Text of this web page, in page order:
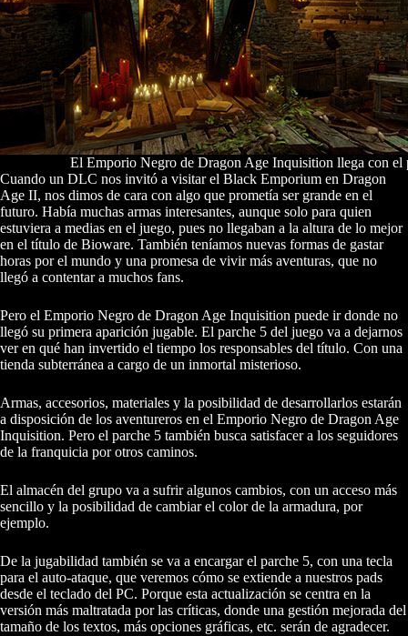
El Emporio Negro de Dragon Age Inquisition llega con el
Cuando un DLC nos invitó a visitar el Black Emporium en Dragon
Age II, nos dimos de cara con algo que prometía ser grande en el
futuro. Había muchas armas interesantes, aunque solo para quien
estuviera a medias en el juego, pues no llegaban a la altura de lo mejor
en el título de Bioware. También teníamos nuevas formas de gastar
horas por el mundo y una promesa de vivir más aventuras, que no
llegó a contentar a muchos fans.
Pero el Emporio Negro de Dragon Age Inquisition puede ir donde no
llegó su primera aparición jugable. El parche 5 del juego va a dejarnos
ver en qué han invertido el tiempo los responsables del título. Con una
tienda subterránea a cargo de un inmortal misterioso.
Armas, accesorios, materiales y la posibilidad de desarrollarlos estarán
a disposición de los aventureros en el Emporio Negro de Dragon Age
Inquisition. Pero el parche 5 también busca satisfacer a los seguidores
de la franquicia por otros caminos.
El almacén del grupo va a sufrir algunos cambios, con un acceso más
sencillo y la posibilidad de cambiar el color de la armadura, por
ejemplo.
De la jugabilidad también se va a encargar el parche 5, con una tecla
para el auto-ataque, que veremos cómo se extiende a nuestros pads
desde el teclado del PC. Porque esta actualización se centra en la
versión más maltratada por las críticas, donde una gestión mejorada del
tamaño de los textos, más opciones gráficas, etc. serán de agradecer.